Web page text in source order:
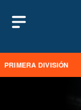
PRIMERA DIVISIÓN